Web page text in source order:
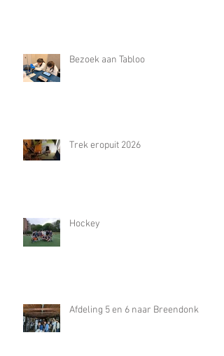
Bezoek aan Tabloo
Trek eropuit 2026
Hockey
Afdeling 5 en 6 naar Breendonk